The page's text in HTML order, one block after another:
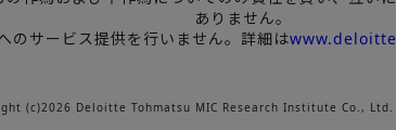
ありません。
のサービス提供を行いません。詳細は
(c)2026 Deloitte Tohmatsu MIC Research Institute Co., Ltd.